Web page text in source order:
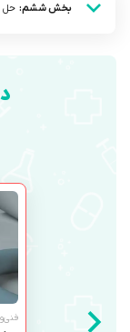
بخش ششم: حل